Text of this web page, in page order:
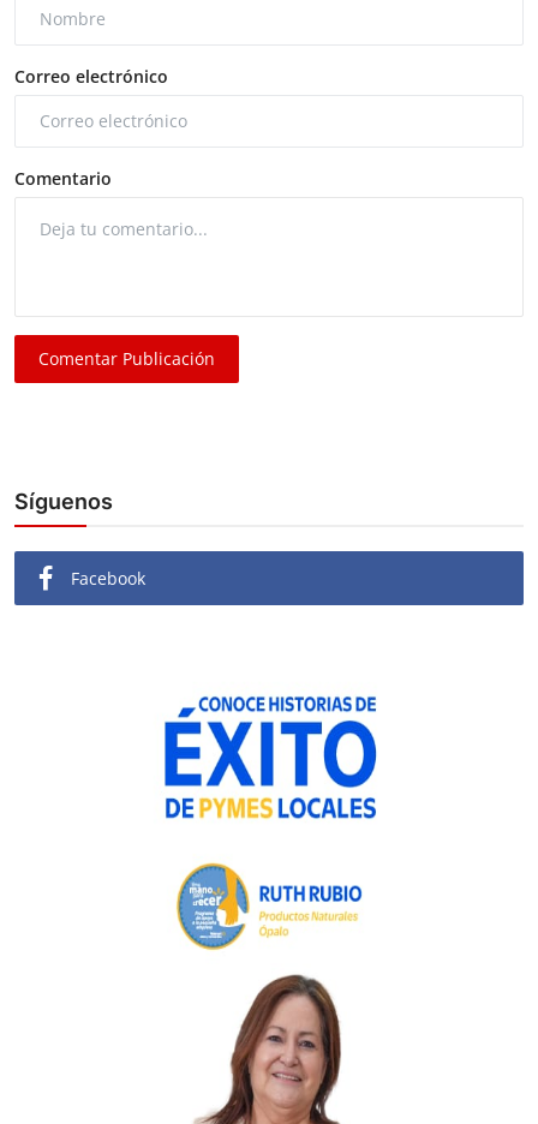
Correo electrónico
Comentario
Comentar Publicación
Síguenos
Facebook